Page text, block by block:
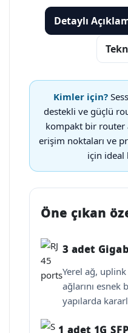
Detaylı
Kimler için?
destekli ve güçlü
kompakt bir router
erişim noktaları ve
için ideal
Öne çıkan
3 adet
Yerel ağ,
ağlarını esnek
yapılarda
1 adet 1G